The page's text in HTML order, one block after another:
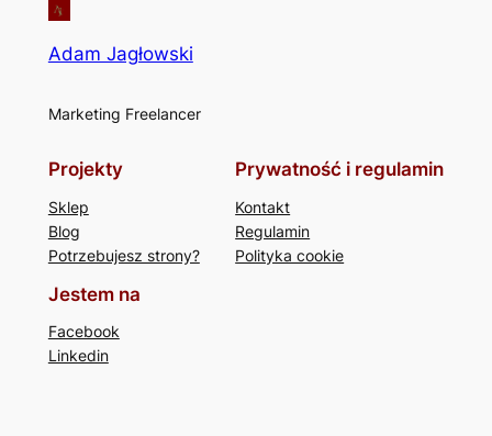
Adam Jagłowski
Marketing Freelancer
Projekty
Sklep
Blog
Potrzebujesz strony?
Prywatność i regulamin
Kontakt
Regulamin
Polityka cookie
Jestem na
Facebook
Linkedin